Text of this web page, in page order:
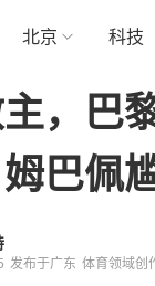
北京 科技
，巴
巴佩
发布于广东 体育领域创